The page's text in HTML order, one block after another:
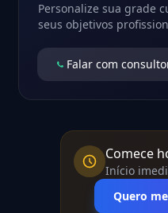
Personalize sua grade
seus objetivos
Falar com
Comece
Início
Quero